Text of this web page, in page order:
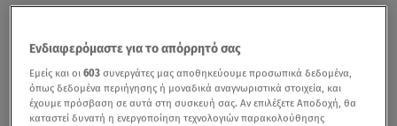
Ενδιαφερόμαστε για το απόρρητό σας
Εμείς και οι603 συνεργάτες μας αποθηκεύουμε προσωπικά δεδομένα,
όπως δεδομένα περιήγησης ή μοναδικά αναγνωριστικά στοιχεία, και
έχουμε πρόσβαση σε αυτά στη συσκευή σας. Αν επιλέξετε Αποδοχή, θα
καταστεί δυνατή η ενεργοποίηση τεχνολογιών παρακολούθησης